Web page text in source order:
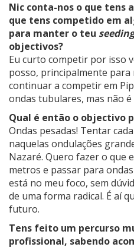
Nic conta-nos o que tens
que tens competido em
para manter o teu seeding
objectivos?
Eu curto competir por isso
posso, principalmente
continuar a competir em
ondas tubulares, mas não
Qual é então o objectivo
Ondas pesadas! Tentar
naquelas ondulações
Nazaré. Quero fazer o que
metros e passar para
está no meu foco, sem
de uma forma radical. É aí
futuro.
Tens feito um percurso
profissional, sabendo